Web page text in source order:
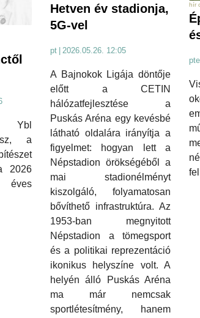
Ybl
a
2026
éves
Hetven év stadionja,
5G-vel
pt | 2026.05.26. 12:05
A Bajnokok Ligája döntője
előtt a CETIN
hálózatfejlesztése a
Puskás Aréna egy kevésbé
látható oldalára irányítja a
figyelmet: hogyan lett a
Népstadion örökségéből a
mai stadionélményt
kiszolgáló, folyamatosan
bővíthető infrastruktúra. Az
1953-ban megnyitott
Népstadion a tömegsport
és a politikai reprezentáció
ikonikus helyszíne volt. A
helyén álló Puskás Aréna
ma már nemcsak
sportlétesítmény, hanem
hír